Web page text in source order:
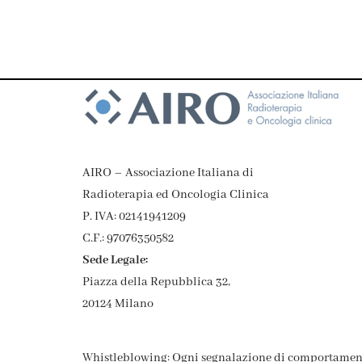
AIRO – Associazione Italiana di
Radioterapia ed Oncologia Clinica
P. IVA: 02141941209
C.F.: 97076350582
Sede Legale:
Piazza della Repubblica 32,
20124 Milano
Whistleblowing: Ogni segnalazione di